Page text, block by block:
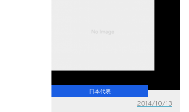
日本代表
2014/10/13